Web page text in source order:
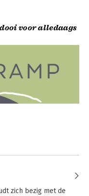
voor alledaags
zich bezig met de